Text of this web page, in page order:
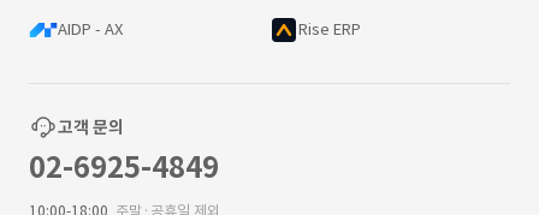
AIDP - AX Rise ERP
고객 문의
02-6925-4849
10:00-18:00 주말·공휴일 제외